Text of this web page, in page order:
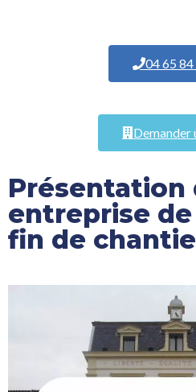
04 65 84
Demander
Présentation
entreprise
fin de